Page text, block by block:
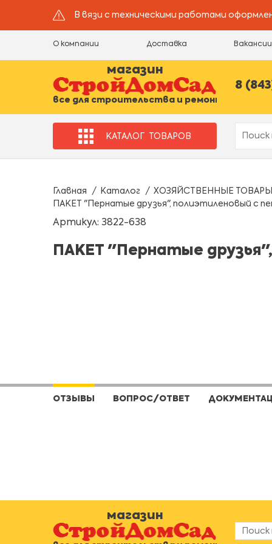
В вязи с техническими работами
О компании Доставка Вакансии
магазин
все для строительства и ремонта
8
КАТАЛОГ ТОВАРОВ
Главная Каталог ХОЗЯЙСТВЕННЫЕ ТОВАРЫ
ПАКЕТ "Пернатые друзья", полиэтиленовый с
Артикул: 3822-638
ПАКЕТ "Пернатые
ОТЗЫВЫ ВОПРОС/ОТВЕТ
магазин